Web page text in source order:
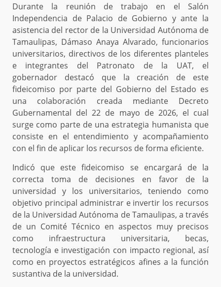
Durante la reunión de trabajo en el Salón
Independencia de Palacio de Gobierno y ante la
asistencia del rector de la Universidad Autónoma de
Tamaulipas, Dámaso Anaya Alvarado, funcionarios
universitarios, directivos de los diferentes planteles
e integrantes del Patronato de la UAT, el
gobernador destacó que la creación de este
fideicomiso por parte del Gobierno del Estado es
una colaboración creada mediante Decreto
Gubernamental del 22 de mayo de 2026, el cual
surge como parte de una estrategia humanista que
consiste en el entendimiento y acompañamiento
con el fin de aplicar los recursos de forma eficiente.
Indicó que este fideicomiso se encargará de la
correcta toma de decisiones en favor de la
universidad y los universitarios, teniendo como
objetivo principal administrar e invertir los recursos
de la Universidad Autónoma de Tamaulipas, a través
de un Comité Técnico en aspectos muy precisos
como infraestructura universitaria, becas,
tecnología e investigación con impacto regional, así
como en proyectos estratégicos afines a la función
sustantiva de la universidad.